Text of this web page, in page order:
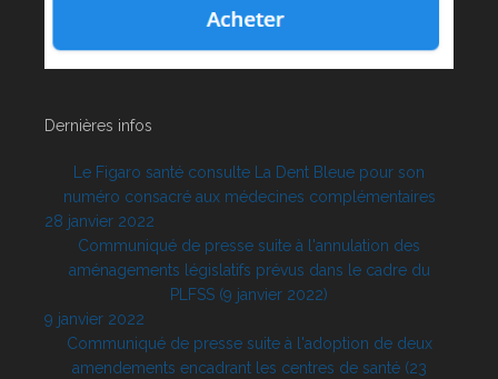
Dernières infos
Le Figaro santé consulte La Dent Bleue pour son
numéro consacré aux médecines complémentaires
28 janvier 2022
Communiqué de presse suite à l'annulation des
aménagements législatifs prévus dans le cadre du
PLFSS (9 janvier 2022)
9 janvier 2022
Communiqué de presse suite à l'adoption de deux
amendements encadrant les centres de santé (23